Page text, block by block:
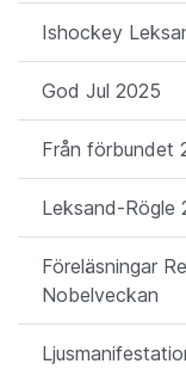
Ishockey
God Jul 2025
Från förbundet
Leksand-Rögle
Föreläsningar
Nobelveckan